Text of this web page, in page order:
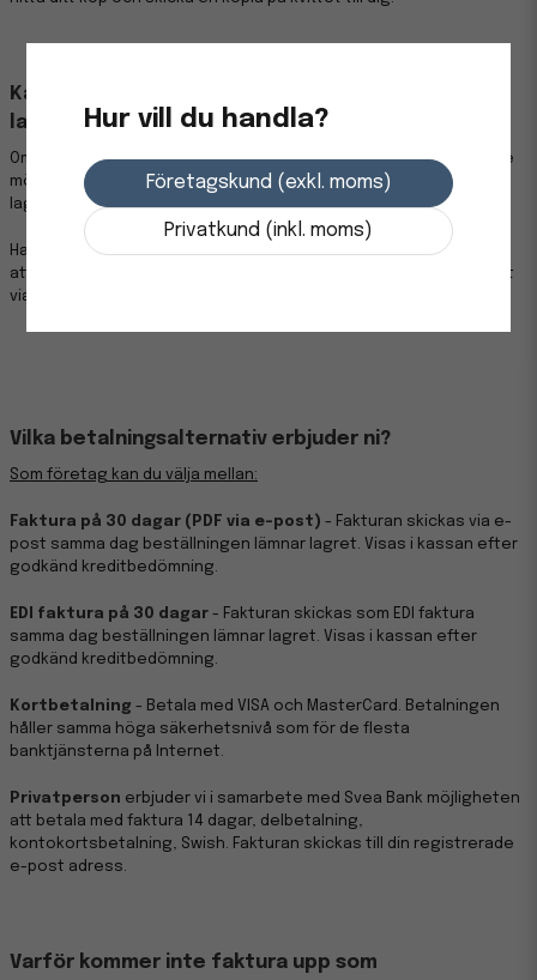
Kan jag lägga till eller ta bort varor på en redan
lagd order?
Om din order har fått statusen”Skickad”har vi tyvärr inte längre
möjlighet att göra några ändringar, då den redan har lämnat vårt
lager.
Har din order status”Inväntar leverans”kan det oftast gå bra
att lägga till eller ta bort varor. Kontakta oss så snart som möjligt
via e-post och ange ditt ordernummer, så ser vi vad vi kan göra.
Vilka betalningsalternativ erbjuder ni?
Som företag kan du välja mellan:
Faktura på 30 dagar (PDF via e-post) - Fakturan skickas via e-
post samma dag beställningen lämnar lagret. Visas i kassan efter
godkänd kreditbedömning.
EDI faktura på 30 dagar - Fakturan skickas som EDI faktura
samma dag beställningen lämnar lagret. Visas i kassan efter
godkänd kreditbedömning.
Kortbetalning - Betala med VISA och MasterCard. Betalningen
håller samma höga säkerhetsnivå som för de flesta
banktjänsterna på Internet.
Privatperson erbjuder vi i samarbete med Svea Bank möjligheten
att betala med faktura 14 dagar, delbetalning,
kontokortsbetalning, Swish. Fakturan skickas till din registrerade
e-post adress.
Varför kommer inte faktura upp som
Hur vill du handla?
Företagskund (exkl. moms)
Privatkund (inkl. moms)